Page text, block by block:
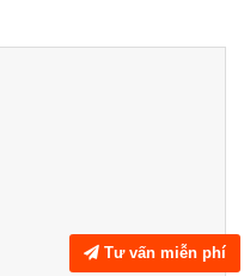
Tư vấn miễn phí